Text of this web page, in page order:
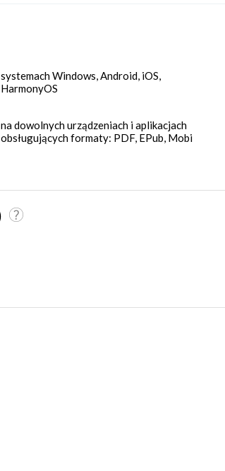
systemach Windows, Android, iOS,
HarmonyOS
na dowolnych urządzeniach i aplikacjach
obsługujących formaty: PDF, EPub, Mobi